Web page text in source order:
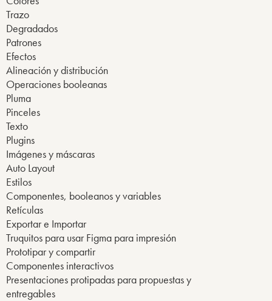
Trazo
Degradados
Patrones
Efectos
Alineación y distribución
Operaciones booleanas
Pluma
Pinceles
Texto
Plugins
Imágenes y máscaras
Auto Layout
Estilos
Componentes, booleanos y variables
Retículas
Exportar e Importar
Truquitos para usar Figma para impresión
Prototipar y compartir
Componentes interactivos
Presentaciones protipadas para propuestas y
entregables